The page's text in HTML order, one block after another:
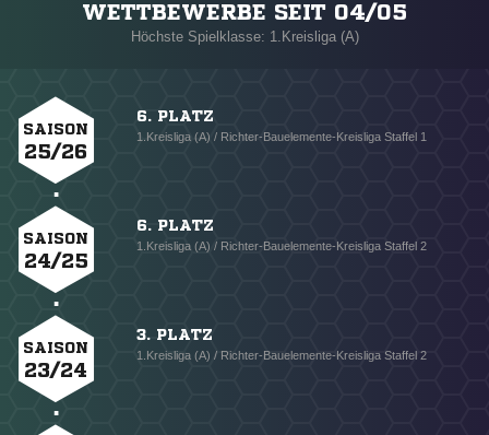
WETTBEWERBE SEIT 04/05
Höchste Spielklasse: 1.Kreisliga (A)
SAISON
25/26
6. PLATZ
1.Kreisliga (A) / Richter-Bauelemente-Kreisliga Staffel 1
SAISON
24/25
6. PLATZ
1.Kreisliga (A) / Richter-Bauelemente-Kreisliga Staffel 2
SAISON
23/24
3. PLATZ
1.Kreisliga (A) / Richter-Bauelemente-Kreisliga Staffel 2